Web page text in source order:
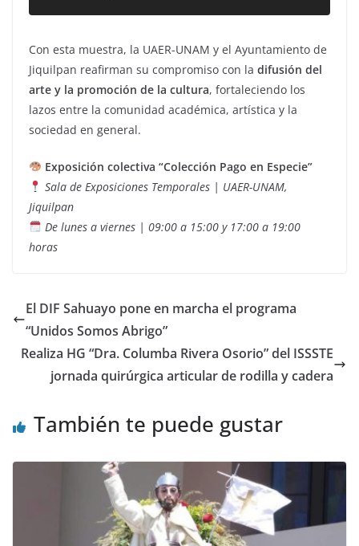
Con esta muestra, la UAER-UNAM y el Ayuntamiento de
Jiquilpan reafirman su compromiso con la difusión del
arte y la promoción de la cultura, fortaleciendo los
lazos entre la comunidad académica, artística y la
sociedad en general.
Exposición colectiva “Colección Pago en Especie”
Sala de Exposiciones Temporales | UAER-UNAM,
Jiquilpan
De lunes a viernes | 09:00 a 15:00 y 17:00 a 19:00
horas
El DIF Sahuayo pone en marcha el programa
“Unidos Somos Abrigo”
Realiza HG “Dra. Columba Rivera Osorio” del ISSSTE
jornada quirúrgica articular de rodilla y cadera
También te puede gustar